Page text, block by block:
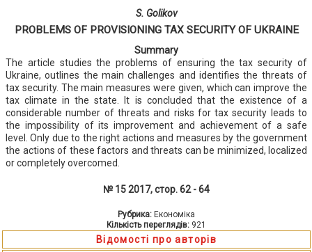
S. Golikov
PROBLEMS OF PROVISIONING TAX SECURITY OF UKRAINE
Summary
The article studies the problems of ensuring the tax security of
Ukraine, outlines the main challenges and identifies the threats of
tax security. The main measures were given, which can improve the
tax climate in the state. It is concluded that the existence of a
considerable number of threats and risks for tax security leads to
the impossibility of its improvement and achievement of a safe
level. Only due to the right actions and measures by the government
the actions of these factors and threats can be minimized, localized
or completely overcomed.
№ 15 2017, стор. 62 - 64
Рубрика: Економіка
Кількість переглядів: 921
Відомості про авторів